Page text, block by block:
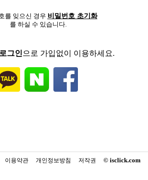
를 잊으신 경우 비밀번호 초기화
를 하실 수 있습니다.
그인 으로 가입없이 이용하세요.
© isclick.com
저작권
개인정보방침
이용약관